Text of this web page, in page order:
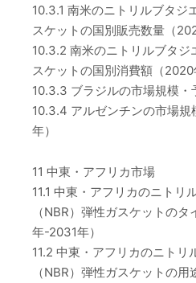
10.3.1 南米のニトリルブタジ
スケットの国別販売数量（
10.3.2 南米のニトリルブタジ
スケットの国別消費額（2020
10.3.3 ブラジルの市場規模・
10.3.4 アルゼンチンの市場
年）
11 中東・アフリカ市場
11.1 中東・アフリカのニトリ
（NBR）弾性ガスケットの
年-2031年）
11.2 中東・アフリカのニトリ
（NBR）弾性ガスケットの